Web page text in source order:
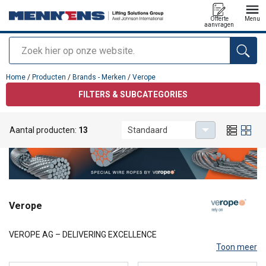
Zoeken
Offerte
aanvragen
Menu
toegevoegd aan uw offerte
Home / Producten / Brands - Merken / Verope
FILTERS & SUBCATEGORIES
Verope
VEROPE AG – DELIVERING EXCELLENCE
Toon meer
Aantal producten: 13 Standaard